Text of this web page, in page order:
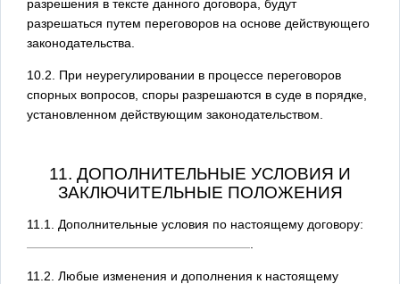
разрешения в тексте данного договора, будут
разрешаться путем переговоров на основе действующего
законодательства.
10.2. При неурегулировании в процессе переговоров
спорных вопросов, споры разрешаются в суде в порядке,
установленном действующим законодательством.
11. ДОПОЛНИТЕЛЬНЫЕ УСЛОВИЯ И
ЗАКЛЮЧИТЕЛЬНЫЕ ПОЛОЖЕНИЯ
11.1. Дополнительные условия по настоящему договору:
11.2. Любые изменения и дополнения к настоящему